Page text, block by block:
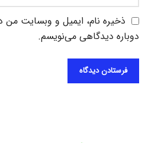
ذخیره نام، ایمیل و وبسایت من
دوباره دیدگاهی می‌نویسم.